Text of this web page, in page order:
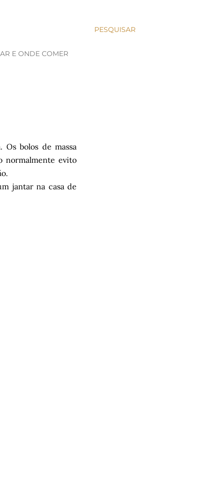
PESQUISAR
E ONDE COMER
Os bolos de massa
normalmente evito
jantar na casa de